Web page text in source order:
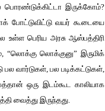
பொரண்டுக்கிட்டா இருக்கோம்?
போட்டுவிட்டு வயர் கூடையை
பெரிய அரசு ஆஸ்பத்திரி
“லொக்கு லொக்குனு” இருமிக்
வார்டுகள், பல படிக்கட்டுகள்,
ஒரு இடம்கூட காலியாக
வைத்து இருந்தது.